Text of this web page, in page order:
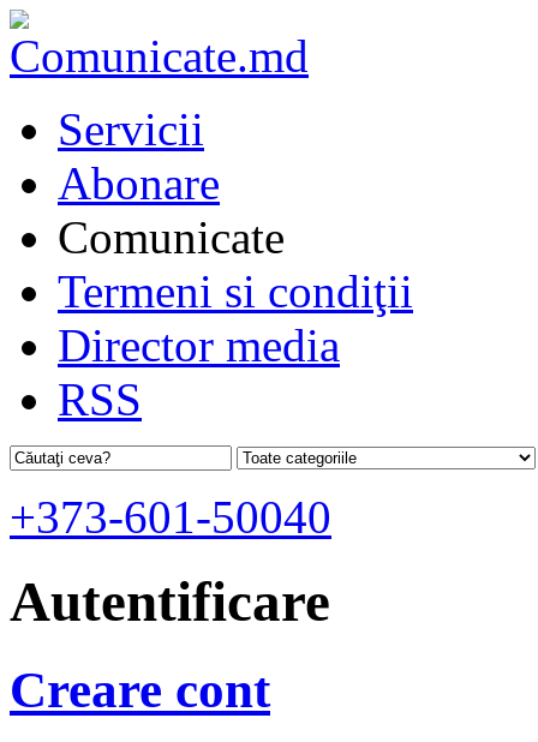
Servicii
Abonare
Comunicate
Termeni si condiţii
Director media
RSS
+373-601-50040
Autentificare
Creare cont